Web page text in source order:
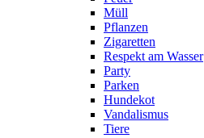
Müll
Pflanzen
Zigaretten
Respekt am Wasser
Party
Parken
Hundekot
Vandalismus
Tiere